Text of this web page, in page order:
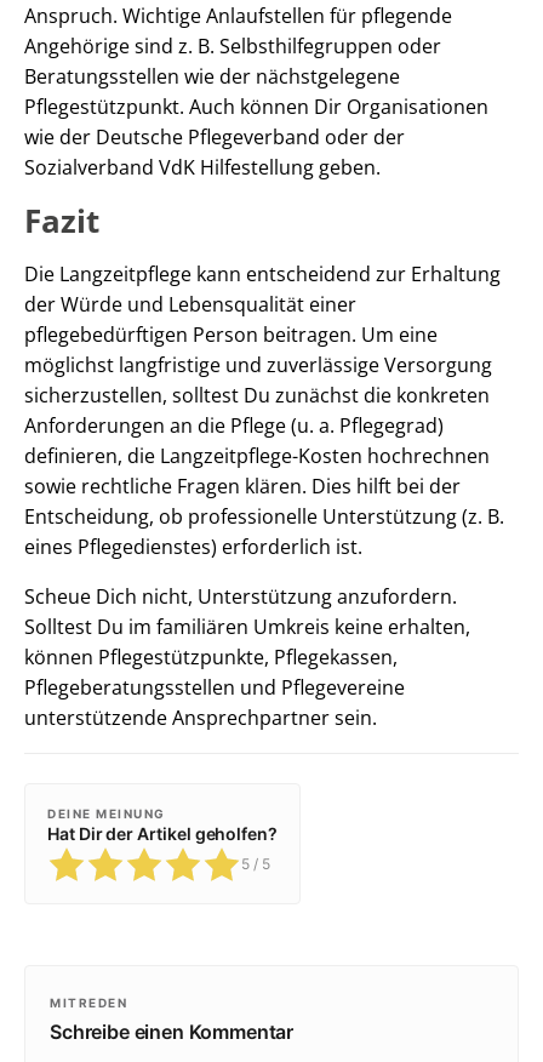
Anspruch. Wichtige Anlaufstellen für pflegende
Angehörige sind z. B. Selbsthilfegruppen oder
Beratungsstellen wie der nächstgelegene
Pflegestützpunkt. Auch können Dir Organisationen
wie der Deutsche Pflegeverband oder der
Sozialverband VdK Hilfestellung geben.
Fazit
Die Langzeitpflege kann entscheidend zur Erhaltung
der Würde und Lebensqualität einer
pflegebedürftigen Person beitragen. Um eine
möglichst langfristige und zuverlässige Versorgung
sicherzustellen, solltest Du zunächst die konkreten
Anforderungen an die Pflege (u. a. Pflegegrad)
definieren, die Langzeitpflege-Kosten hochrechnen
sowie rechtliche Fragen klären. Dies hilft bei der
Entscheidung, ob professionelle Unterstützung (z. B.
eines Pflegedienstes) erforderlich ist.
Scheue Dich nicht, Unterstützung anzufordern.
Solltest Du im familiären Umkreis keine erhalten,
können Pflegestützpunkte, Pflegekassen,
Pflegeberatungsstellen und Pflegevereine
unterstützende Ansprechpartner sein.
DEINE MEINUNG
Hat Dir der Artikel geholfen?
5 / 5
MITREDEN
Schreibe einen Kommentar